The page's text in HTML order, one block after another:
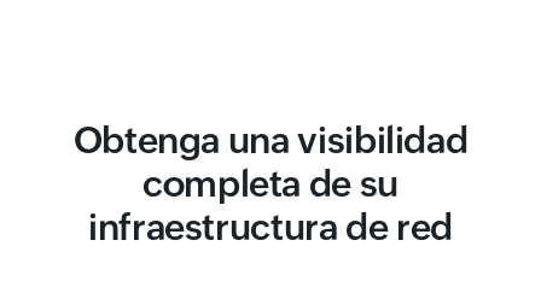
Obtenga una visibilidad
completa de su
infraestructura de red